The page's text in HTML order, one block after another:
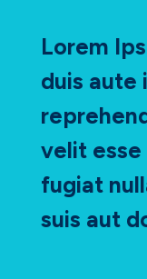
Lorem
duis aute
velit esse
fugiat
suis aut